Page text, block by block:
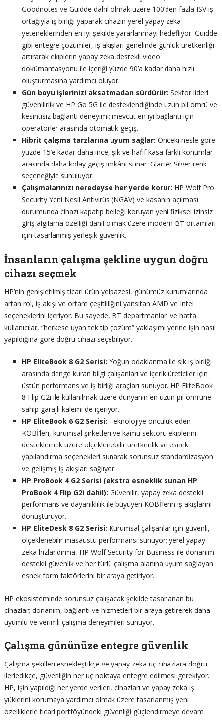
Goodnotes ve Guidde dahil olmak üzere 100’den fazla ISV iş
ortağıyla iş birliği yaparak cihazın yerel yapay zeka
yeteneklerinden en iyi şekilde yararlanmayı hedefliyor. Guidde
gibi entegre çözümler, iş akışları genelinde günlük üretkenliği
artırarak ekiplerin yapay zeka destekli video
dokümantasyonu ile içeriği yüzde 90’a kadar daha hızlı
oluşturmasına yardımcı oluyor.
Gün boyu işlerinizi aksatmadan sürdürür: Sektör lideri
güvenilirlik ve HP Go 5G ile desteklendiğinde uzun pil ömrü ve
kesintisiz bağlantı deneyimi; mevcut en iyi bağlantı için
operatörler arasında otomatik geçiş.
Hibrit çalışma tarzlarına uyum sağlar: Önceki nesle göre
yüzde 15’e kadar daha ince, şık ve hafif kasa farklı konumlar
arasında daha kolay geçiş imkânı sunar. Glacier Silver renk
seçeneğiyle sunuluyor.
Çalışmalarınızı neredeyse her yerde korur: HP Wolf Pro
Security Yeni Nesil Antivirüs (NGAV) ve kasanın açılması
durumunda cihazı kapatıp belleği koruyan yeni fiziksel izinsiz
giriş algılama özelliği dahil olmak üzere modern BT ortamları
için tasarlanmış yerleşik güvenlik.
İnsanların çalışma şekline uygun doğru
cihazı seçmek
HP’nin genişletilmiş ticari ürün yelpazesi, günümüz kurumlarında
artan rol, iş akışı ve ortam çeşitliliğini yansıtan AMD ve Intel
seçeneklerini içeriyor. Bu sayede, BT departmanları ve hatta
kullanıcılar, “herkese uyan tek tip çözüm” yaklaşımı yerine işin nasıl
yapıldığına göre doğru cihazı seçebiliyor.
HP EliteBook 8 G2 Serisi: Yoğun odaklanma ile sık iş birliği
arasında denge kuran bilgi çalışanları ve içerik üreticiler için
üstün performans ve iş birliği araçları sunuyor. HP EliteBook
8 Flip G2i ile kullanılmak üzere dünyanın en uzun pil ömrüne
sahip garajlı kalemi de içeriyor.
HP EliteBook 6 G2 Serisi: Teknolojiye öncülük eden
KOBİ’leri, kurumsal şirketleri ve kamu sektörü ekiplerini
desteklemek üzere ölçeklenebilir üretkenlik ve esnek
yapılandırma seçenekleri sunarak sorunsuz standardizasyon
ve gelişmiş iş akışları sağlıyor.
HP ProBook 4 G2 Serisi (ekstra esneklik sunan HP
ProBook 4 Flip G2i dahil): Güvenilir, yapay zeka destekli
performans ve dayanıklılık ile büyüyen KOBİ’lerin iş akışlarını
dönüştürüyor.
HP EliteDesk 8 G2 Serisi: Kurumsal çalışanlar için güvenli,
ölçeklenebilir masaüstü performansı sunuyor; yerel yapay
zeka hızlandırma, HP Wolf Security for Business ile donanım
destekli güvenlik ve her türlü çalışma alanına uyum sağlayan
esnek form faktörlerini bir araya getiriyor.
HP ekosisteminde sorunsuz çalışacak şekilde tasarlanan bu
cihazlar; donanım, bağlantı ve hizmetleri bir araya getirerek daha
uyumlu ve verimli çalışma deneyimleri sunuyor.
Çalışma gününüze entegre güvenlik
Çalışma şekilleri esnekleştikçe ve yapay zeka uç cihazlara doğru
ilerledikçe, güvenliğin her uç noktaya entegre edilmesi gerekiyor.
HP, işin yapıldığı her yerde verileri, cihazları ve yapay zeka iş
yüklerini korumaya yardımcı olmak üzere tasarlanmış yeni
özelliklerle ticari portföyündeki güvenliği güçlendirmeye devam